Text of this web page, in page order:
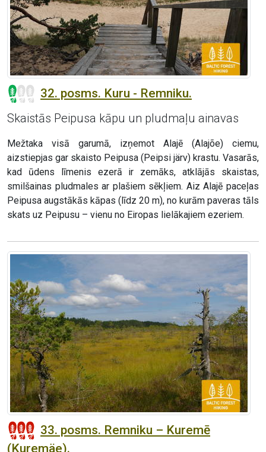
32. posms. Kuru - Remniku.
Skaistās Peipusa kāpu un pludmaļu ainavas
Mežtaka visā garumā, izņemot Alajē (Alajõe) ciemu,
aizstiepjas gar skaisto Peipusa (Peipsi järv) krastu. Vasarās,
kad ūdens līmenis ezerā ir zemāks, atklājās skaistas,
smilšainas pludmales ar plašiem sēkļiem. Aiz Alajē paceļas
Peipusa augstākās kāpas (līdz 20 m), no kurām paveras tāls
skats uz Peipusu – vienu no Eiropas lielākajiem ezeriem.
33. posms. Remniku – Kuremē
(Kuremäe).